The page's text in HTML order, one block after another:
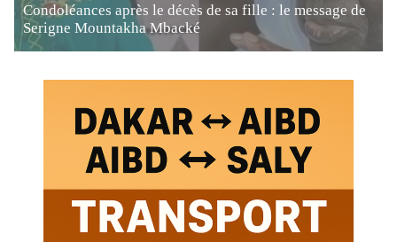
Condoléances après le décès de sa fille : le message de
Serigne Mountakha Mbacké